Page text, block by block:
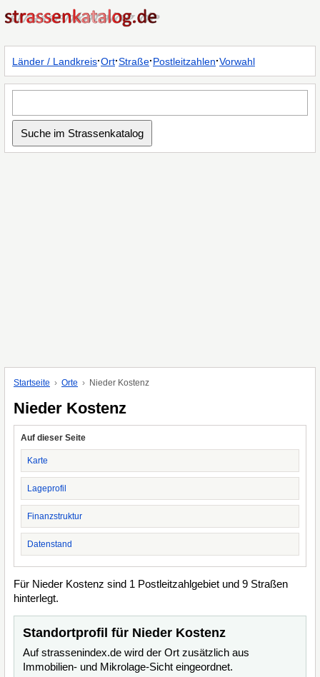
Länder / Landkreis·Ort·Straße·Postleitzahlen·Vorwahl
Startseite Orte Nieder Kostenz
Nieder Kostenz
Auf dieser Seite
Karte
Lageprofil
Finanzstruktur
Datenstand
Für Nieder Kostenz sind 1 Postleitzahlgebiet und 9 Straßen
hinterlegt.
Standortprofil für Nieder Kostenz
Auf strassenindex.de wird der Ort zusätzlich aus
Immobilien- und Mikrolage-Sicht eingeordnet.